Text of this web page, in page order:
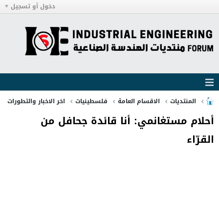
دخول أو تسجيل
المنتديات الاقسام العامة فلسطينيات اخر الاخبار والتطورات
أحلام مستغانمي: أنا قائدة جحافل من
القرّاء